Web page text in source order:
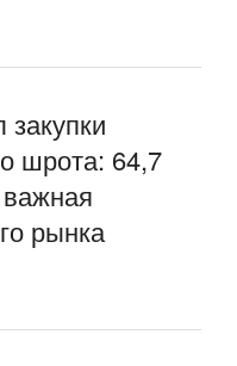
шрота: 64,7
рынка